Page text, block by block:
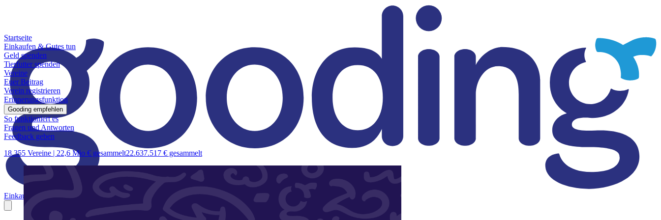
Einkaufen & Gutes tun Geld spendenTierfutter spenden VereineEuer Beitrag
Startseite
Einkaufen & Gutes tun
Geld spenden
Tierfutter spenden
Vereine
Euer Beitrag
Verein registrieren
Erinnerungsfunktion
Gooding empfehlen
So funktioniert es
Fragen und Antworten
Feedback geben
18.355 Vereine | 22,6 Mio € gesammelt22.637.517 € gesammelt